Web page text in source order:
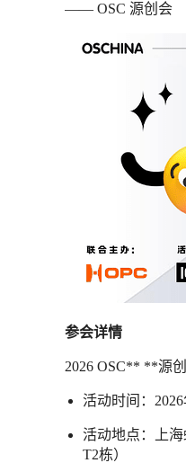
—— OSC 源创会
参会详情
2026 OSC** **源
活动时间：
活动地点：上
T2栋）